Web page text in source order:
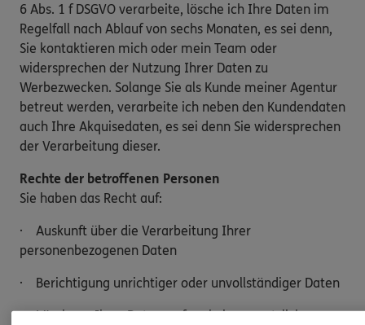
6 Abs. 1 f DSGVO verarbeite, lösche ich Ihre Daten im
Regelfall nach Ablauf von sechs Monaten, es sei denn,
Sie kontaktieren mich oder mein Team oder
widersprechen der Nutzung Ihrer Daten zu
Werbezwecken. Solange Sie als Kunde meiner Agentur
betreut werden, verarbeite ich neben den Kundendaten
auch Ihre Akquisedaten, es sei denn Sie widersprechen
der Verarbeitung dieser.
Rechte der betroffenen Personen
Sie haben das Recht auf:
· Auskunft über die Verarbeitung Ihrer
personenbezogenen Daten
· Berichtigung unrichtiger oder unvollständiger Daten
· Löschung Ihrer Daten, sofern keine gesetzlichen